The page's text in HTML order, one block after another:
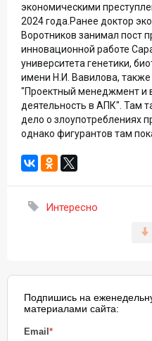
экономическими
2024 года.Ранее доктор
Воротников занимал пост
инновационной работе
университета генетики,
имени Н.И. Вавилова,
"Проектный менеджмент и
деятельность в АПК". Там
дело о злоупотреблениях
однако фигурантов там
Интересно
Подпишись на
материалами сайта:
Email*